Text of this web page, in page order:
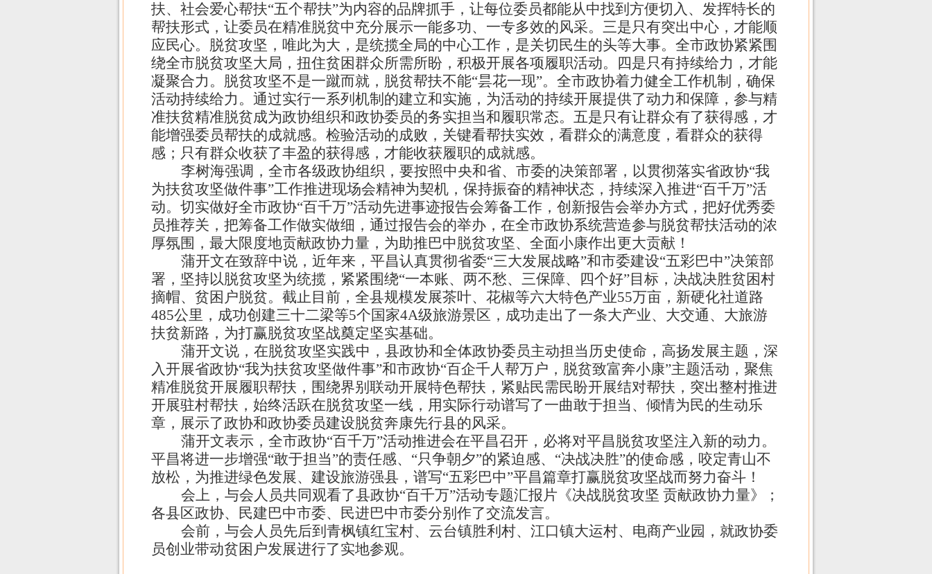
扶、社会爱心帮扶“五个帮扶”为内容的品牌抓手，让每位委员都能从中找到方便切入、发挥特长的
帮扶形式，让委员在精准脱贫中充分展示一能多功、一专多效的风采。三是只有突出中心，才能顺
应民心。脱贫攻坚，唯此为大，是统揽全局的中心工作，是关切民生的头等大事。全市政协紧紧围
绕全市脱贫攻坚大局，扭住贫困群众所需所盼，积极开展各项履职活动。四是只有持续给力，才能
凝聚合力。脱贫攻坚不是一蹴而就，脱贫帮扶不能“昙花一现”。全市政协着力健全工作机制，确保
活动持续给力。通过实行一系列机制的建立和实施，为活动的持续开展提供了动力和保障，参与精
准扶贫精准脱贫成为政协组织和政协委员的务实担当和履职常态。五是只有让群众有了获得感，才
能增强委员帮扶的成就感。检验活动的成败，关键看帮扶实效，看群众的满意度，看群众的获得
感；只有群众收获了丰盈的获得感，才能收获履职的成就感。
李树海强调，全市各级政协组织，要按照中央和省、市委的决策部署，以贯彻落实省政协“我
为扶贫攻坚做件事”工作推进现场会精神为契机，保持振奋的精神状态，持续深入推进“百千万”活
动。切实做好全市政协“百千万”活动先进事迹报告会筹备工作，创新报告会举办方式，把好优秀委
员推荐关，把筹备工作做实做细，通过报告会的举办，在全市政协系统营造参与脱贫帮扶活动的浓
厚氛围，最大限度地贡献政协力量，为助推巴中脱贫攻坚、全面小康作出更大贡献！
蒲开文在致辞中说，近年来，平昌认真贯彻省委“三大发展战略”和市委建设“五彩巴中”决策部
署，坚持以脱贫攻坚为统揽，紧紧围绕“一本账、两不愁、三保障、四个好”目标，决战决胜贫困村
摘帽、贫困户脱贫。截止目前，全县规模发展茶叶、花椒等六大特色产业55万亩，新硬化社道路
485公里，成功创建三十二梁等5个国家4A级旅游景区，成功走出了一条大产业、大交通、大旅游
扶贫新路，为打赢脱贫攻坚战奠定坚实基础。
蒲开文说，在脱贫攻坚实践中，县政协和全体政协委员主动担当历史使命，高扬发展主题，深
入开展省政协“我为扶贫攻坚做件事”和市政协“百企千人帮万户，脱贫致富奔小康”主题活动，聚焦
精准脱贫开展履职帮扶，围绕界别联动开展特色帮扶，紧贴民需民盼开展结对帮扶，突出整村推进
开展驻村帮扶，始终活跃在脱贫攻坚一线，用实际行动谱写了一曲敢于担当、倾情为民的生动乐
章，展示了政协和政协委员建设脱贫奔康先行县的风采。
蒲开文表示，全市政协“百千万”活动推进会在平昌召开，必将对平昌脱贫攻坚注入新的动力。
平昌将进一步增强“敢于担当”的责任感、“只争朝夕”的紧迫感、“决战决胜”的使命感，咬定青山不
放松，为推进绿色发展、建设旅游强县，谱写“五彩巴中”平昌篇章打赢脱贫攻坚战而努力奋斗！
会上，与会人员共同观看了县政协“百千万”活动专题汇报片《决战脱贫攻坚 贡献政协力量》；
各县区政协、民建巴中市委、民进巴中市委分别作了交流发言。
会前，与会人员先后到青枫镇红宝村、云台镇胜利村、江口镇大运村、电商产业园，就政协委
员创业带动贫困户发展进行了实地参观。